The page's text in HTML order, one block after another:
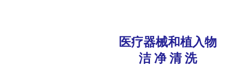
医疗器械和植入物
洁 净 清 洗